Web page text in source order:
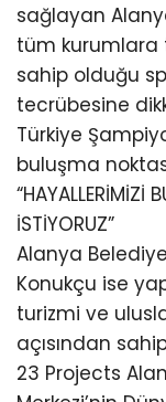
sağlayan
tüm kurumlara
sahip olduğu
tecrübesine
Türkiye
buluşma
“HAYALLERİMİZİ
İSTİYORUZ”
Alanya
Konukçu ise
turizmi ve
açısından
23 Projects